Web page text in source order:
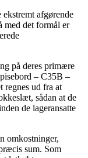
afgørende
med det formål er
på deres primære
– C35B –
regnes ud fra at
sådan at de
de lageransatte
omkostninger,
sum. Som